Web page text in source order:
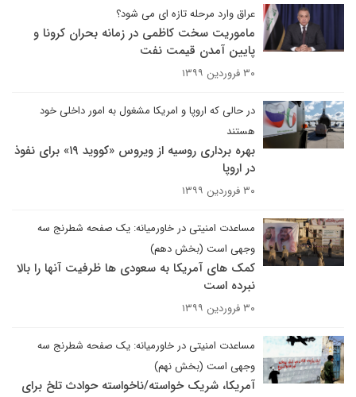
عراق وارد مرحله تازه ای می شود؟
ماموریت سخت کاظمی در زمانه بحران کرونا و
پایین آمدن قیمت نفت
۳۰ فروردین ۱۳۹۹
در حالی که اروپا و امریکا مشغول به امور داخلی خود
هستند
بهره برداری روسیه از ویروس «کووید ۱۹» برای نفوذ
در اروپا
۳۰ فروردین ۱۳۹۹
مساعدت امنیتی در خاورمیانه: یک صفحه شطرنج سه
وجهی است (بخش دهم)
کمک های آمریکا به سعودی ها ظرفیت آنها را بالا
نبرده است
۳۰ فروردین ۱۳۹۹
مساعدت امنیتی در خاورمیانه: یک صفحه شطرنج سه
وجهی است (بخش نهم)
آمریکا، شریک خواسته/ناخواسته حوادث تلخ برای